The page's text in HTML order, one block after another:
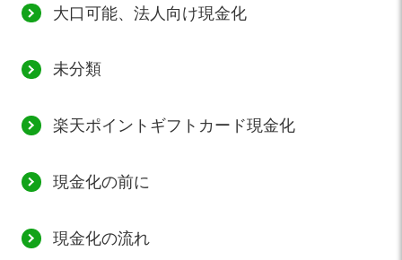
大口可能、法人向け現金化
未分類
楽天ポイントギフトカード現金化
現金化の前に
現金化の流れ